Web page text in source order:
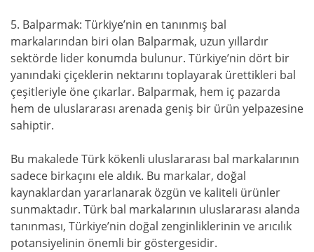
5. Balparmak: Türkiye’nin en tanınmış bal
markalarından biri olan Balparmak, uzun yıllardır
sektörde lider konumda bulunur. Türkiye’nin dört bir
yanındaki çiçeklerin nektarını toplayarak ürettikleri bal
çeşitleriyle öne çıkarlar. Balparmak, hem iç pazarda
hem de uluslararası arenada geniş bir ürün yelpazesine
sahiptir.
Bu makalede Türk kökenli uluslararası bal markalarının
sadece birkaçını ele aldık. Bu markalar, doğal
kaynaklardan yararlanarak özgün ve kaliteli ürünler
sunmaktadır. Türk bal markalarının uluslararası alanda
tanınması, Türkiye’nin doğal zenginliklerinin ve arıcılık
potansiyelinin önemli bir göstergesidir.